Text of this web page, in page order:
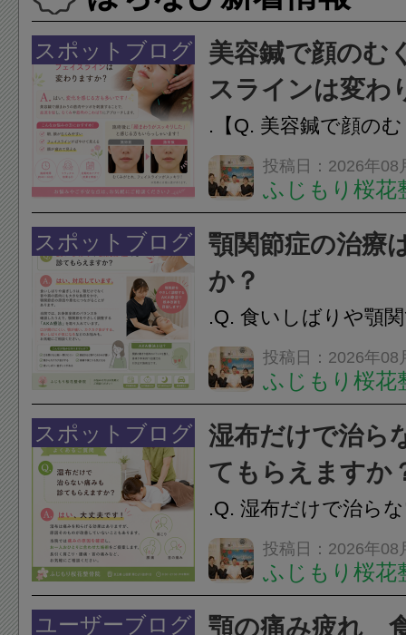
スポットブログ
美容鍼で顔のむ
スラインは変わ
.【Q. 美容鍼で顔の
ラインは変わります
変化を感じる方も多
で顔まわりの筋肉や
ことで、血流を促し
のこわばりにアプロ
投稿日：2026年08
ふじもり桜花
スポットブログ
顎関節症の治療
か？
.Q. 食いしばりや顎
らえますか？A. はい
す。食いしばりや歯
けでなく首や肩の筋
担をかけ、顎関節症
つながることがあり
投稿日：2026年08
ふじもり桜花
スポットブログ
湿布だけで治ら
てもらえますか
.Q. 湿布だけで治ら
らえますか？A. はい
湿布は痛みを和らげ
すが、原因そのもの
投稿日：2026年08
ふじもり桜花
ユーザーブログ
顎の痛み疲れ